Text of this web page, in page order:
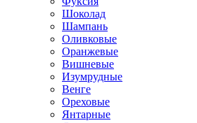
Шоколад
Шампань
Оливковые
Оранжевые
Вишневые
Изумрудные
Венге
Ореховые
Янтарные